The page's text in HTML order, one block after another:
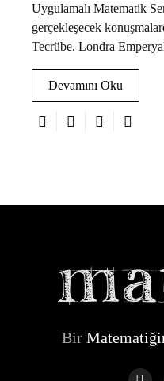
Uygulamalı Matematik
gerçekleşecek
Tecrübe. Londra
Devamını Oku
Bir